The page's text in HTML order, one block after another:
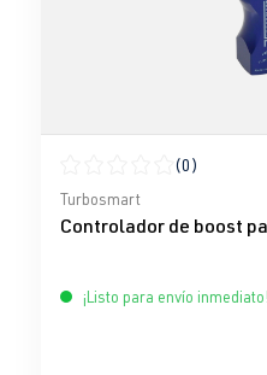
Calificación promedio de
(0)
Turbosmart
Controlador de boost
¡Listo para envío inmediato!